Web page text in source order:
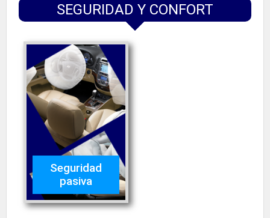
SEGURIDAD Y CONFORT
Seguridad
pasiva